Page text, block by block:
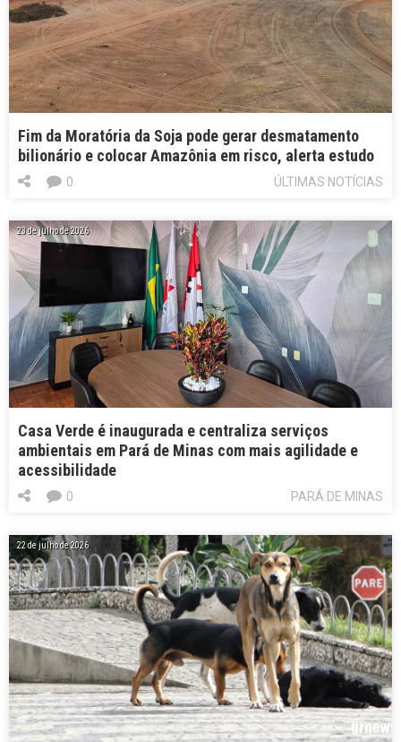
Fim da Moratória da Soja pode gerar desmatamento
bilionário e colocar Amazônia em risco, alerta estudo
ÚLTIMAS NOTÍCIAS
0
23 de julho de 2026
Casa Verde é inaugurada e centraliza serviços
ambientais em Pará de Minas com mais agilidade e
acessibilidade
PARÁ DE MINAS
0
22 de julho de 2026